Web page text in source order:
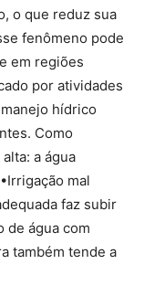
o que reduz sua
fenômeno pode
em regiões
por atividades
hídrico
Como
a água
mal
faz subir
de água com
também tende a